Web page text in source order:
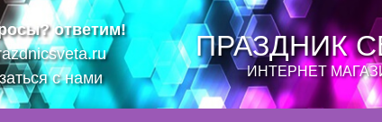
ответим!
с нами
ПРАЗДНИК
ИНТЕРНЕТ